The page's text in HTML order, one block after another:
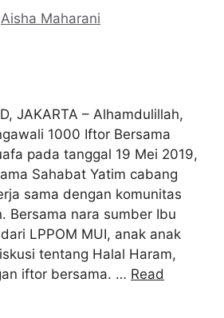
Aisha Maharani
JAKARTA – Alhamdulillah,
1000 Iftor Bersama
pada tanggal 19 Mei 2019,
Sahabat Yatim cabang
sama dengan komunitas
Bersama nara sumber Ibu
LPPOM MUI, anak anak
tentang Halal Haram,
iftor bersama. … Read